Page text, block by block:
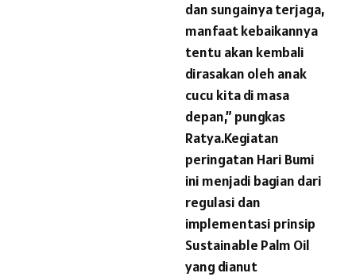
dan sungainya terjaga,
manfaat kebaikannya
tentu akan kembali
dirasakan oleh anak
cucu kita di masa
depan,” pungkas
Ratya.Kegiatan
peringatan Hari Bumi
ini menjadi bagian dari
regulasi dan
implementasi prinsip
Sustainable Palm Oil
yang dianut